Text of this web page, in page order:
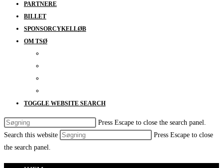
PARTNERE
BILLET
SPONSORCYKELLØB
OM TSØ
TOGGLE WEBSITE SEARCH
Press Escape to close the search panel.
Search this website
Press Escape to close
the search panel.